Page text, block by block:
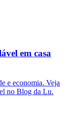
em casa
e economia. Veja
no Blog da Lu.